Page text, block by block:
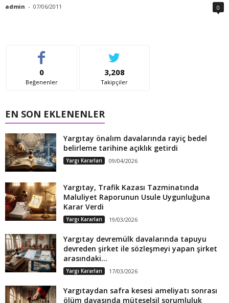
admin - 07/06/2011 0
0
Beğenenler
3,208
Takipçiler
EN SON EKLENENLER
Yargıtay önalım davalarında rayiç bedel
belirleme tarihine açıklık getirdi
Yargı Kararları 09/04/2026
Yargıtay, Trafik Kazası Tazminatında
Maluliyet Raporunun Usule Uygunluğuna
Karar Verdi
Yargı Kararları 19/03/2026
Yargıtay devremülk davalarında tapuyu
devreden şirket ile sözleşmeyi yapan şirket
arasındaki...
Yargı Kararları 17/03/2026
Yargıtaydan safra kesesi ameliyatı sonrası
ölüm davasında müteselsil sorumluluk